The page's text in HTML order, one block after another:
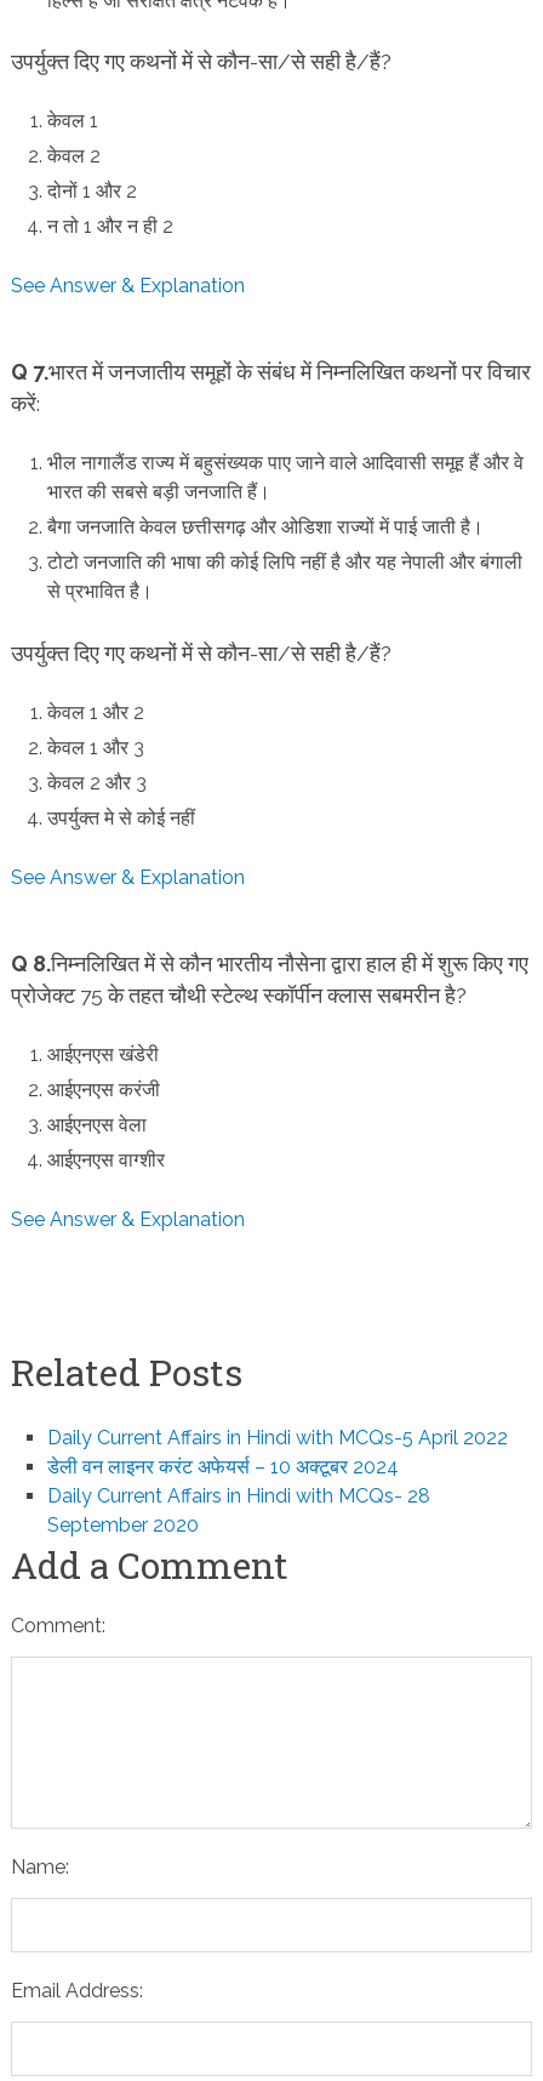
उपर्युक्त दिए गए कथनों में से कौन-सा/से सही है/हैं?
केवल 1
केवल 2
दोनों 1 और 2
न तो 1 और न ही 2
See Answer & Explanation
Q 7.भारत में जनजातीय समूहों के संबंध में निम्नलिखित कथनों पर विचार
करें:
भील नागालैंड राज्य में बहुसंख्यक पाए जाने वाले आदिवासी समूह हैं और वे
भारत की सबसे बड़ी जनजाति हैं।
बैगा जनजाति केवल छत्तीसगढ़ और ओडिशा राज्यों में पाई जाती है।
टोटो जनजाति की भाषा की कोई लिपि नहीं है और यह नेपाली और बंगाली
से प्रभावित है।
उपर्युक्त दिए गए कथनों में से कौन-सा/से सही है/हैं?
केवल 1 और 2
केवल 1 और 3
केवल 2 और 3
उपर्युक्त मे से कोई नहीं
See Answer & Explanation
Q 8.निम्नलिखित में से कौन भारतीय नौसेना द्वारा हाल ही में शुरू किए गए
प्रोजेक्ट 75 के तहत चौथी स्टेल्थ स्कॉर्पीन क्लास सबमरीन है?
आईएनएस खंडेरी
आईएनएस करंजी
आईएनएस वेला
आईएनएस वाग्शीर
See Answer & Explanation
Related Posts
Daily Current Affairs in Hindi with MCQs-5 April 2022
डेली वन लाइनर करंट अफेयर्स – 10 अक्टूबर 2024
Daily Current Affairs in Hindi with MCQs- 28
September 2020
Add a Comment
Comment:
Name:
Email Address: